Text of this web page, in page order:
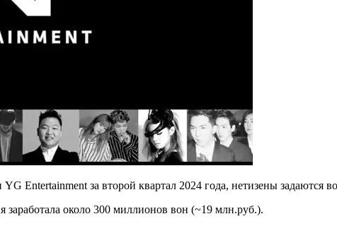
Entertainment за второй квартал 2024 года, нетизены задаются
около 300 миллионов вон (~19 млн.руб.).